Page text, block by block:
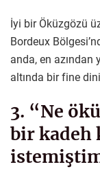
İyi bir Öküzgözü
Bordeux
anda, en azından
altında bir fine
3. “Ne
bir kadeh